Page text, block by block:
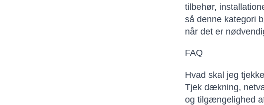
tilbehør,
så denne kategori
når det er
FAQ
Hvad skal jeg
Tjek dækning,
og tilgængelighed